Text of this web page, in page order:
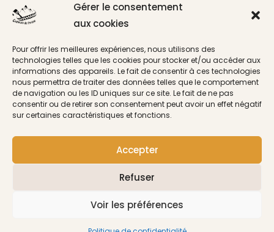
Gérer le consentement
aux cookies
Pour offrir les meilleures expériences, nous utilisons des
technologies telles que les cookies pour stocker et/ou accéder aux
informations des appareils. Le fait de consentir à ces technologies
nous permettra de traiter des données telles que le comportement
de navigation ou les ID uniques sur ce site. Le fait de ne pas
consentir ou de retirer son consentement peut avoir un effet négatif
sur certaines caractéristiques et fonctions.
Accepter
Refuser
Voir les préférences
Suivre sur Instagram
CGV
Livraisons